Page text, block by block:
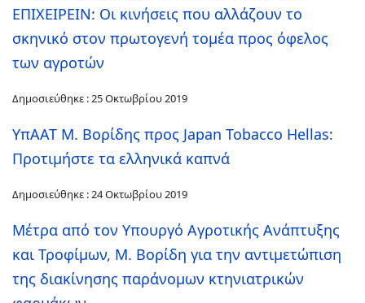
ΕΠΙΧΕΙΡΕΙΝ: Οι κινήσεις που αλλάζουν το
σκηνικό στον πρωτογενή τομέα προς όφελος
των αγροτών
Δημοσιεύθηκε : 25 Οκτωβρίου 2019
ΥπΑΑΤ Μ. Βορίδης προς Japan Tobacco Hellas:
Προτιμήστε τα ελληνικά καπνά
Δημοσιεύθηκε : 24 Οκτωβρίου 2019
Μέτρα από τον Υπουργό Αγροτικής Ανάπτυξης
και Τροφίμων, Μ. Βορίδη για την αντιμετώπιση
της διακίνησης παράνoμων κτηνιατρικών